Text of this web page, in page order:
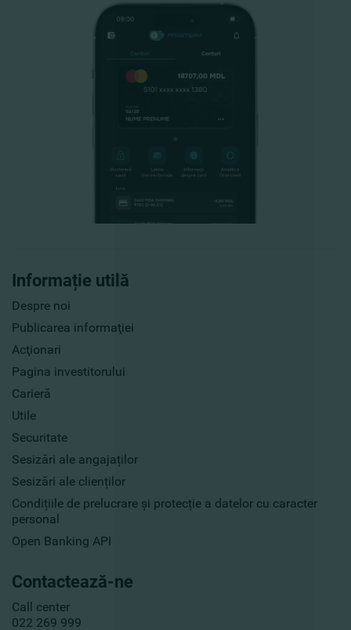
Informație utilă
Despre noi
Publicarea informaţiei
Acţionari
Pagina investitorului
Carieră
Utile
Securitate
Sesizări ale angajaților
Sesizări ale clienților
Condițiile de prelucrare și protecție a datelor cu caracter
personal
Open Banking API
Contactează-ne
Call center
022 269 999